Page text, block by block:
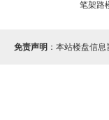
笔架路
免责声明 ：本站楼盘信